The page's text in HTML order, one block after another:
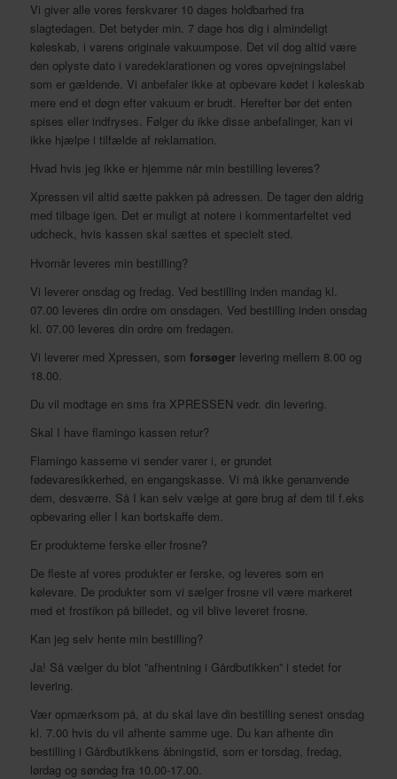
Vi giver alle vores ferskvarer 10 dages holdbarhed fra
slagtedagen. Det betyder min. 7 dage hos dig i almindeligt
køleskab, i varens originale vakuumpose. Det vil dog altid være
den oplyste dato i varedeklarationen og vores opvejningslabel
som er gældende. Vi anbefaler ikke at opbevare kødet i køleskab
mere end et døgn efter vakuum er brudt. Herefter bør det enten
spises eller indfryses. Følger du ikke disse anbefalinger, kan vi
ikke hjælpe i tilfælde af reklamation.
Hvad hvis jeg ikke er hjemme når min bestilling leveres?
Xpressen vil altid sætte pakken på adressen. De tager den aldrig
med tilbage igen. Det er muligt at notere i kommentarfeltet ved
udcheck, hvis kassen skal sættes et specielt sted.
Hvornår leveres min bestilling?
Vi leverer onsdag og fredag. Ved bestilling inden mandag kl.
07.00 leveres din ordre om onsdagen. Ved bestilling inden onsdag
kl. 07.00 leveres din ordre om fredagen.
Vi leverer med Xpressen, som forsøgerlevering mellem 8.00 og
18.00.
Du vil modtage en sms fra XPRESSEN vedr. din levering.
Skal I have flamingo kassen retur?
Flamingo kasserne vi sender varer i, er grundet
fødevaresikkerhed, en engangskasse. Vi må ikke genanvende
dem, desværre. Så I kan selv vælge at gøre brug af dem til f.eks
opbevaring eller I kan bortskaffe dem.
Er produkterne ferske eller frosne?
De fleste af vores produkter er ferske, og leveres som en
kølevare. De produkter som vi sælger frosne vil være markeret
med et frostikon på billedet, og vil blive leveret frosne.
Kan jeg selv hente min bestilling?
Ja! Så vælger du blot ”afhentning i Gårdbutikken” i stedet for
levering.
Vær opmærksom på, at du skal lave din bestilling senest onsdag
kl. 7.00 hvis du vil afhente samme uge. Du kan afhente din
bestilling i Gårdbutikkens åbningstid, som er torsdag, fredag,
lørdag og søndag fra 10.00-17.00.